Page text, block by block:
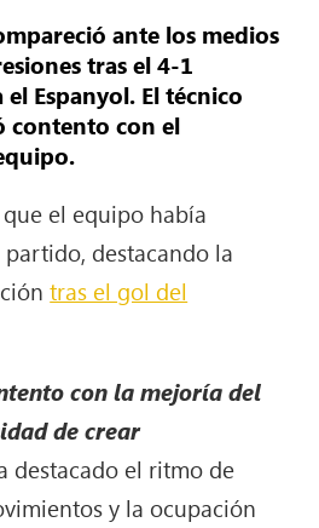
ante los medios
tras el 4-1
Espanyol. El técnico
contento con el
el equipo había
destacando la
tras el gol del
con la mejoría del
de crear
destacado el ritmo de
y la ocupación